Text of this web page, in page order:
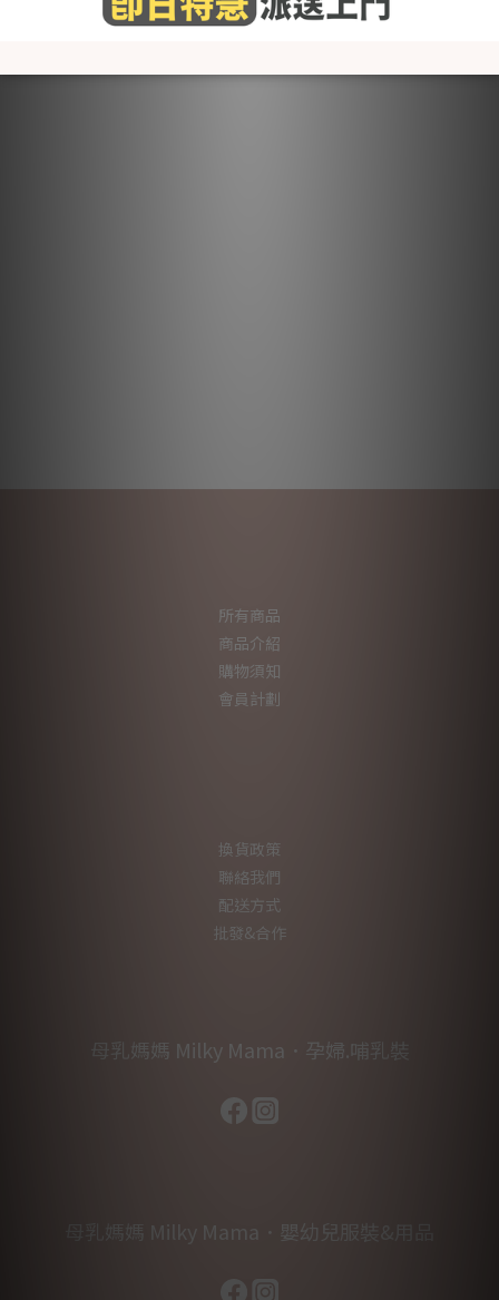
所有商品
商品介紹
購物須知
會員計劃
換貨政策
聯絡我們
配送方式
批發&合作
母乳媽媽 Milky Mama．孕婦.哺乳裝
母乳媽媽 Milky Mama．嬰幼兒服裝&用品